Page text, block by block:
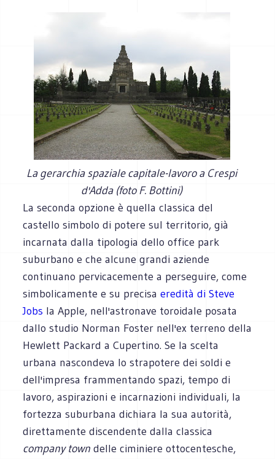
La gerarchia spaziale capitale-lavoro a Crespi
d'Adda (foto F. Bottini)
La seconda opzione è quella classica del
castello simbolo di potere sul territorio, già
incarnata dalla tipologia dello office park
suburbano e che alcune grandi aziende
continuano pervicacemente a perseguire, come
simbolicamente e su precisaeredità di Steve
Jobs la Apple, nell'astronave toroidale posata
dallo studio Norman Foster nell'ex terreno della
Hewlett Packard a Cupertino. Se la scelta
urbana nascondeva lo strapotere dei soldi e
dell'impresa frammentando spazi, tempo di
lavoro, aspirazioni e incarnazioni individuali, la
fortezza suburbana dichiara la sua autorità,
direttamente discendente dalla classica
company town delle ciminiere ottocentesche,